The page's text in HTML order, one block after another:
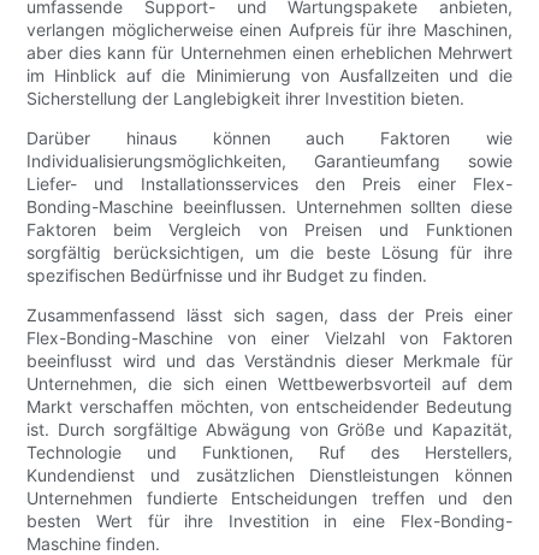
umfassende Support- und Wartungspakete anbieten,
verlangen möglicherweise einen Aufpreis für ihre Maschinen,
aber dies kann für Unternehmen einen erheblichen Mehrwert
im Hinblick auf die Minimierung von Ausfallzeiten und die
Sicherstellung der Langlebigkeit ihrer Investition bieten.
Darüber hinaus können auch Faktoren wie
Individualisierungsmöglichkeiten, Garantieumfang sowie
Liefer- und Installationsservices den Preis einer Flex-
Bonding-Maschine beeinflussen. Unternehmen sollten diese
Faktoren beim Vergleich von Preisen und Funktionen
sorgfältig berücksichtigen, um die beste Lösung für ihre
spezifischen Bedürfnisse und ihr Budget zu finden.
Zusammenfassend lässt sich sagen, dass der Preis einer
Flex-Bonding-Maschine von einer Vielzahl von Faktoren
beeinflusst wird und das Verständnis dieser Merkmale für
Unternehmen, die sich einen Wettbewerbsvorteil auf dem
Markt verschaffen möchten, von entscheidender Bedeutung
ist. Durch sorgfältige Abwägung von Größe und Kapazität,
Technologie und Funktionen, Ruf des Herstellers,
Kundendienst und zusätzlichen Dienstleistungen können
Unternehmen fundierte Entscheidungen treffen und den
besten Wert für ihre Investition in eine Flex-Bonding-
Maschine finden.